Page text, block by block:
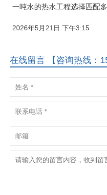
一吨水的热水工程选择匹配
2026年5月21日 下午3:15
在线留言 【咨询热线：